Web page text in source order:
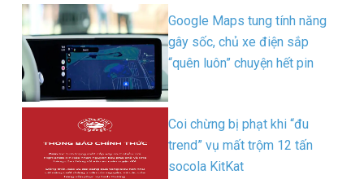
Google Maps tung tính năng
gây sốc, chủ xe điện sắp
“quên luôn” chuyện hết pin
Coi chừng bị phạt khi “đu
trend” vụ mất trộm 12 tấn
socola KitKat